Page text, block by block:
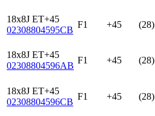
18x8J ET+45
02308804595CB
F1 +45 (28)
18x8J ET+45
02308804596AB
F1 +45 (28)
18x8J ET+45
02308804596CB
F1 +45 (28)